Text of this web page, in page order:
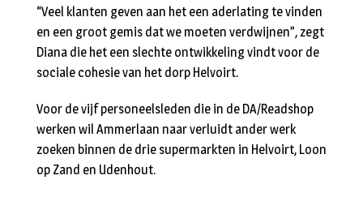
“Veel klanten geven aan het een aderlating te vinden
en een groot gemis dat we moeten verdwijnen”, zegt
Diana die het een slechte ontwikkeling vindt voor de
sociale cohesie van het dorp Helvoirt.
Voor de vijf personeelsleden die in de DA/Readshop
werken wil Ammerlaan naar verluidt ander werk
zoeken binnen de drie supermarkten in Helvoirt, Loon
op Zand en Udenhout.